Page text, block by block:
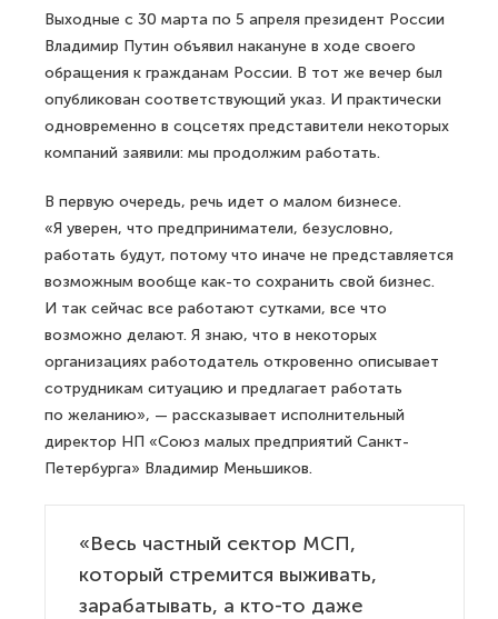
Выходные с 30 марта по 5 апреля президент России
Владимир Путин объявил накануне в ходе своего
обращения к гражданам России. В тот же вечер был
опубликован соответствующий указ. И практически
одновременно в соцсетях представители некоторых
компаний заявили: мы продолжим работать.
В первую очередь, речь идет о малом бизнесе.
«Я уверен, что предприниматели, безусловно,
работать будут, потому что иначе не представляется
возможным вообще как-то сохранить свой бизнес.
И так сейчас все работают сутками, все что
возможно делают. Я знаю, что в некоторых
организациях работодатель откровенно описывает
сотрудникам ситуацию и предлагает работать
по желанию», — рассказывает исполнительный
директор НП «Союз малых предприятий Санкт-
Петербурга» Владимир Меньшиков.
«Весь частный сектор МСП,
который стремится выживать,
зарабатывать, а кто-то даже